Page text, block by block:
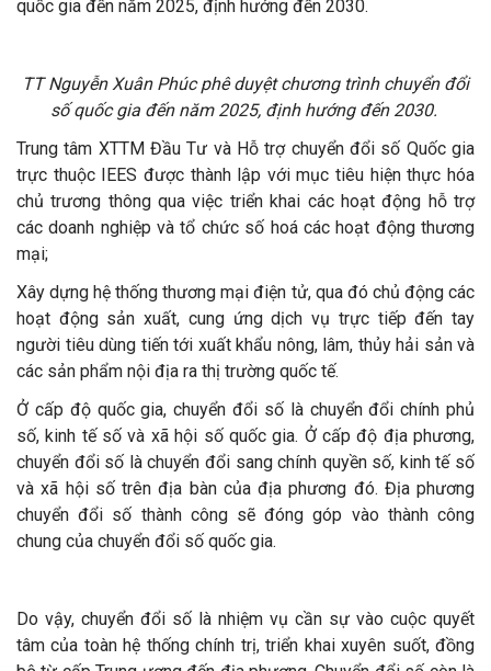
quốc gia đến năm 2025, định hướng đến 2030.
TT Nguyễn Xuân Phúc phê duyệt chương trình chuyển đổi
số quốc gia đến năm 2025, định hướng đến 2030.
Trung tâm XTTM Đầu Tư và Hỗ trợ chuyển đổi số Quốc gia
trực thuộc IEES được thành lập với mục tiêu hiện thực hóa
chủ trương thông qua việc triển khai các hoạt động hỗ trợ
các doanh nghiệp và tổ chức số hoá các hoạt động thương
mại;
Xây dựng hệ thống thương mại điện tử, qua đó chủ động các
hoạt động sản xuất, cung ứng dịch vụ trực tiếp đến tay
người tiêu dùng tiến tới xuất khẩu nông, lâm, thủy hải sản và
các sản phẩm nội địa ra thị trường quốc tế.
Ở cấp độ quốc gia, chuyển đổi số là chuyển đổi chính phủ
số, kinh tế số và xã hội số quốc gia. Ở cấp độ địa phương,
chuyển đổi số là chuyển đổi sang chính quyền số, kinh tế số
và xã hội số trên địa bàn của địa phương đó. Địa phương
chuyển đổi số thành công sẽ đóng góp vào thành công
chung của chuyển đổi số quốc gia.
Do vậy, chuyển đổi số là nhiệm vụ cần sự vào cuộc quyết
tâm của toàn hệ thống chính trị, triển khai xuyên suốt, đồng